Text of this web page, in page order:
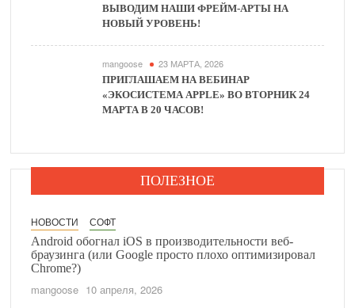
ВЫВОДИМ НАШИ ФРЕЙМ-АРТЫ НА
НОВЫЙ УРОВЕНЬ!
mangoose 23 МАРТА, 2026
ПРИГЛАШАЕМ НА ВЕБИНАР
«ЭКОСИСТЕМА APPLE» ВО ВТОРНИК 24
МАРТА В 20 ЧАСОВ!
ПОЛЕЗНОЕ
производительности веб-
просто плохо оптимизировал
Конец эпохи: энтузиасты
борьбе за установку новой